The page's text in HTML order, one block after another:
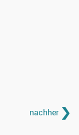
nachher